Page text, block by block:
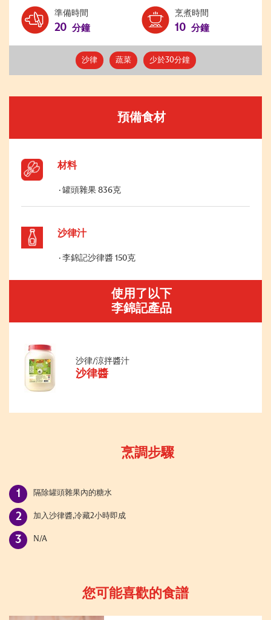
準備時間
20 分鐘
烹煮時間
10 分鐘
沙律 蔬菜 少於30分鐘
預備食材
材料
罐頭雜果 836克
沙律汁
李錦記沙律醬 150克
使用了以下
李錦記產品
沙律/涼拌醬汁
沙律醬
烹調步驟
隔除罐頭雜果內的糖水
加入沙律醬,冷藏2小時即成
N/A
您可能喜歡的食譜